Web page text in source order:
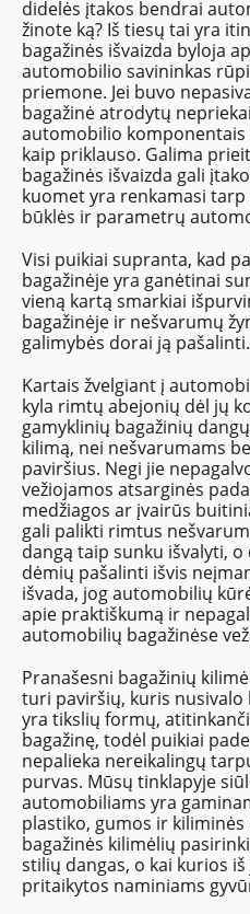
didelės įtakos bendrai
žinote ką? Iš tiesų tai yra
bagažinės išvaizda byloja
automobilio savininkas
priemone. Jei buvo
bagažinė atrodytų
automobilio
kaip priklauso. Galima
bagažinės išvaizda gali
kuomet yra renkamasi
būklės ir parametrų
Visi puikiai supranta, kad
bagažinėje yra ganėtinai
vieną kartą smarkiai
bagažinėje ir nešvarumų
galimybės dorai ją pašalinti.
Kartais žvelgiant į
kyla rimtų abejonių dėl jų
gamyklinių bagažinių
kilimą, nei nešvarumams
paviršius. Negi jie
vežiojamos atsarginės
medžiagos ar įvairūs
gali palikti rimtus
dangą taip sunku išvalyti,
dėmių pašalinti išvis
išvada, jog automobilių
apie praktiškumą ir
automobilių bagažinėse
Pranašesni bagažinių
turi paviršių, kuris nusivalo
yra tikslių formų,
bagažinę, todėl puikiai
nepalieka nereikalingų
purvas. Mūsų tinklapyje
automobiliams yra
plastiko, gumos ir kiliminės
bagažinės kilimėlių
stilių dangas, o kai kurios
pritaikytos naminiams